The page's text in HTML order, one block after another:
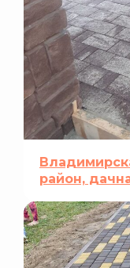
район,